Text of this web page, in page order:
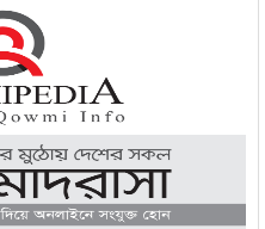
লালবাগ ঢাকা